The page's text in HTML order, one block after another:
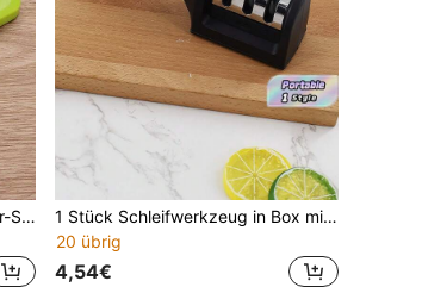
1 Stück kleiner Haushaltsmesser-Schärfer, Hochhärte Wetzstein geeignet zum Schärfen von Küchenmessern, Fein- & Grobschliff, praktische rutschfeste Basis Schleifstein, multifunktionaler Schnell-Messerschärfer
1 Stück Schleifwerkzeug in Box mit schwarzem Griff, dreiteilig (ABS + Keramik + Diamant-Edelstahlblech)
20 übrig
4,54€